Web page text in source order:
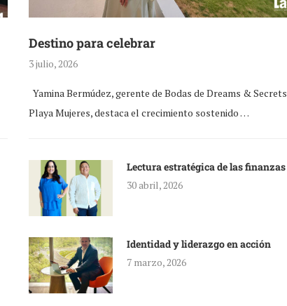
Destino para celebrar
3 julio, 2026
Yamina Bermúdez, gerente de Bodas de Dreams & Secrets
Playa Mujeres, destaca el crecimiento sostenido …
Lectura estratégica de las finanzas
30 abril, 2026
Identidad y liderazgo en acción
7 marzo, 2026